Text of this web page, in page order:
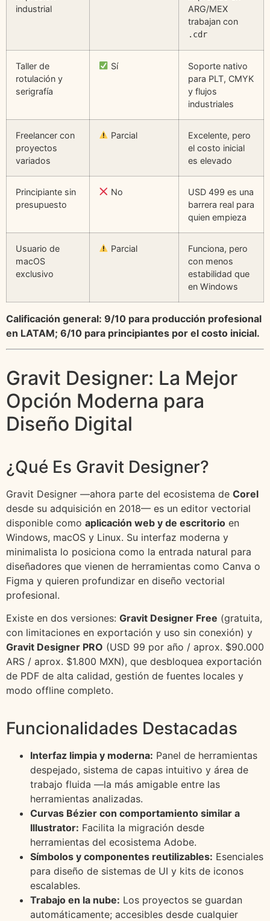
industrial
ARG/MEX
trabajan con
.cdr
Taller de
rotulación y
serigrafía
Sí
Soporte nativo
para PLT, CMYK
y flujos
industriales
Freelancer con
proyectos
variados
Parcial
Excelente, pero
el costo inicial
es elevado
Principiante sin
presupuesto
No
USD 499 es una
barrera real para
quien empieza
Usuario de
macOS
exclusivo
Parcial
Funciona, pero
con menos
estabilidad que
en Windows
Calificación general: 9/10 para producción profesional
en LATAM; 6/10 para principiantes por el costo inicial.
Gravit Designer: La Mejor
Opción Moderna para
Diseño Digital
¿Qué Es Gravit Designer?
Gravit Designer —ahora parte del ecosistema de Corel
desde su adquisición en 2018— es un editor vectorial
disponible como aplicación web y de escritorio en
Windows, macOS y Linux. Su interfaz moderna y
minimalista lo posiciona como la entrada natural para
diseñadores que vienen de herramientas como Canva o
Figma y quieren profundizar en diseño vectorial
profesional.
Existe en dos versiones: Gravit Designer Free (gratuita,
con limitaciones en exportación y uso sin conexión) y
Gravit Designer PRO (USD 99 por año / aprox. $90.000
ARS / aprox. $1.800 MXN), que desbloquea exportación
de PDF de alta calidad, gestión de fuentes locales y
modo offline completo.
Funcionalidades Destacadas
Interfaz limpia y moderna: Panel de herramientas
despejado, sistema de capas intuitivo y área de
trabajo fluida —la más amigable entre las
herramientas analizadas.
Curvas Bézier con comportamiento similar a
Illustrator: Facilita la migración desde
herramientas del ecosistema Adobe.
Símbolos y componentes reutilizables: Esenciales
para diseño de sistemas de UI y kits de iconos
escalables.
Trabajo en la nube: Los proyectos se guardan
automáticamente; accesibles desde cualquier